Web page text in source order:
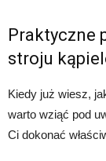
Praktyczne
stroju
Kiedy już wiesz,
warto wziąć pod
Ci dokonać